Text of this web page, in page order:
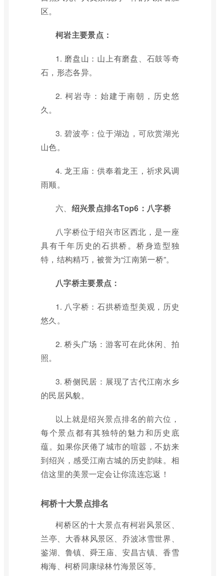
区。
柯岩主要景点：
1. 磨盘山：山上有磨盘、石鼓等奇
石，形态各异。
2. 柯岩寺：始建于南朝，历史悠
久。
3. 碧波亭：位于湖边，可欣赏湖光
山色。
4. 龙王庙：供奉着龙王，祈求风调
雨顺。
六、 绍兴景点排名Top6：八字桥
八字桥位于绍兴市区西北，是一座
具有千年历史的石拱桥。桥身造型独
特，结构精巧，被誉为“江南第一桥”。
八字桥主要景点：
1. 八字桥：石拱桥造型美观，历史
悠久。
2. 桥头广场：游客可在此休闲、拍
照。
3. 桥侧民居：展现了古代江南水乡
的民居风貌。
以上就是绍兴景点排名的前六位，
每个景点都有其独特的魅力和历史底
蕴。如果你厌倦了城市的喧嚣，不妨来
到绍兴，感受江南古城的历史韵味。相
信这里的美景一定会让你流连忘返！
柯桥十大景点排名
柯桥区的十大景点有柯岩风景区、
兰亭、大香林风景区、乔波冰雪世界、
鉴湖、鲁镇、舜王庙、安昌古镇、香雪
梅海、柯桥同康绿林竹海景区等。